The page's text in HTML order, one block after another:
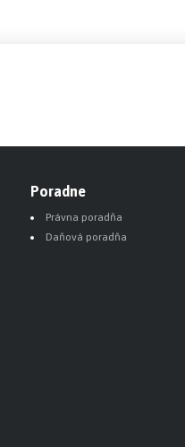
Poradne
Právna poradňa
Daňová poradňa